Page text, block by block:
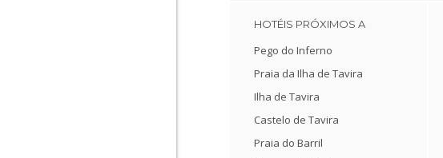
HOTÉIS PRÓXIMOS A
Pego do Inferno
Praia da Ilha de Tavira
Ilha de Tavira
Castelo de Tavira
Praia do Barril